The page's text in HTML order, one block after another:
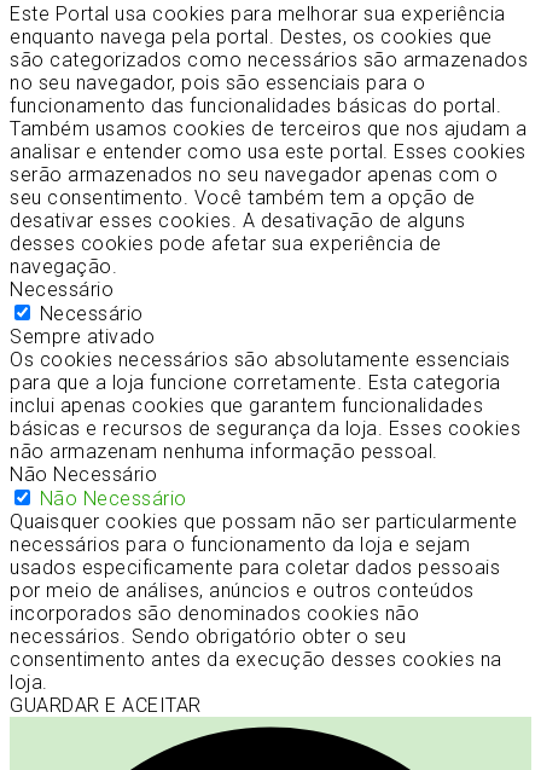
Este Portal usa cookies para melhorar sua experiência
enquanto navega pela portal. Destes, os cookies que
são categorizados como necessários são armazenados
no seu navegador, pois são essenciais para o
funcionamento das funcionalidades básicas do portal.
Também usamos cookies de terceiros que nos ajudam a
analisar e entender como usa este portal. Esses cookies
serão armazenados no seu navegador apenas com o
seu consentimento. Você também tem a opção de
desativar esses cookies. A desativação de alguns
desses cookies pode afetar sua experiência de
navegação.
Necessário
Necessário
Sempre ativado
Os cookies necessários são absolutamente essenciais
para que a loja funcione corretamente. Esta categoria
inclui apenas cookies que garantem funcionalidades
básicas e recursos de segurança da loja. Esses cookies
não armazenam nenhuma informação pessoal.
Não Necessário
Não Necessário
Quaisquer cookies que possam não ser particularmente
necessários para o funcionamento da loja e sejam
usados especificamente para coletar dados pessoais
por meio de análises, anúncios e outros conteúdos
incorporados são denominados cookies não
necessários. Sendo obrigatório obter o seu
consentimento antes da execução desses cookies na
loja.
GUARDAR E ACEITAR